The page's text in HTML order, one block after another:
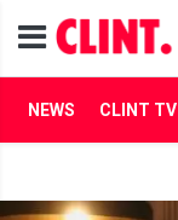
NEWS CLINT TV